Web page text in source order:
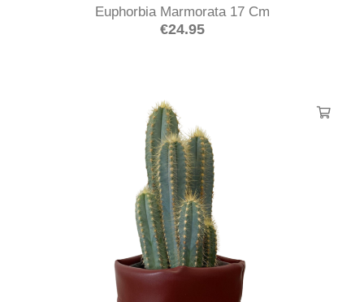
Euphorbia Marmorata 17 Cm
€24.95